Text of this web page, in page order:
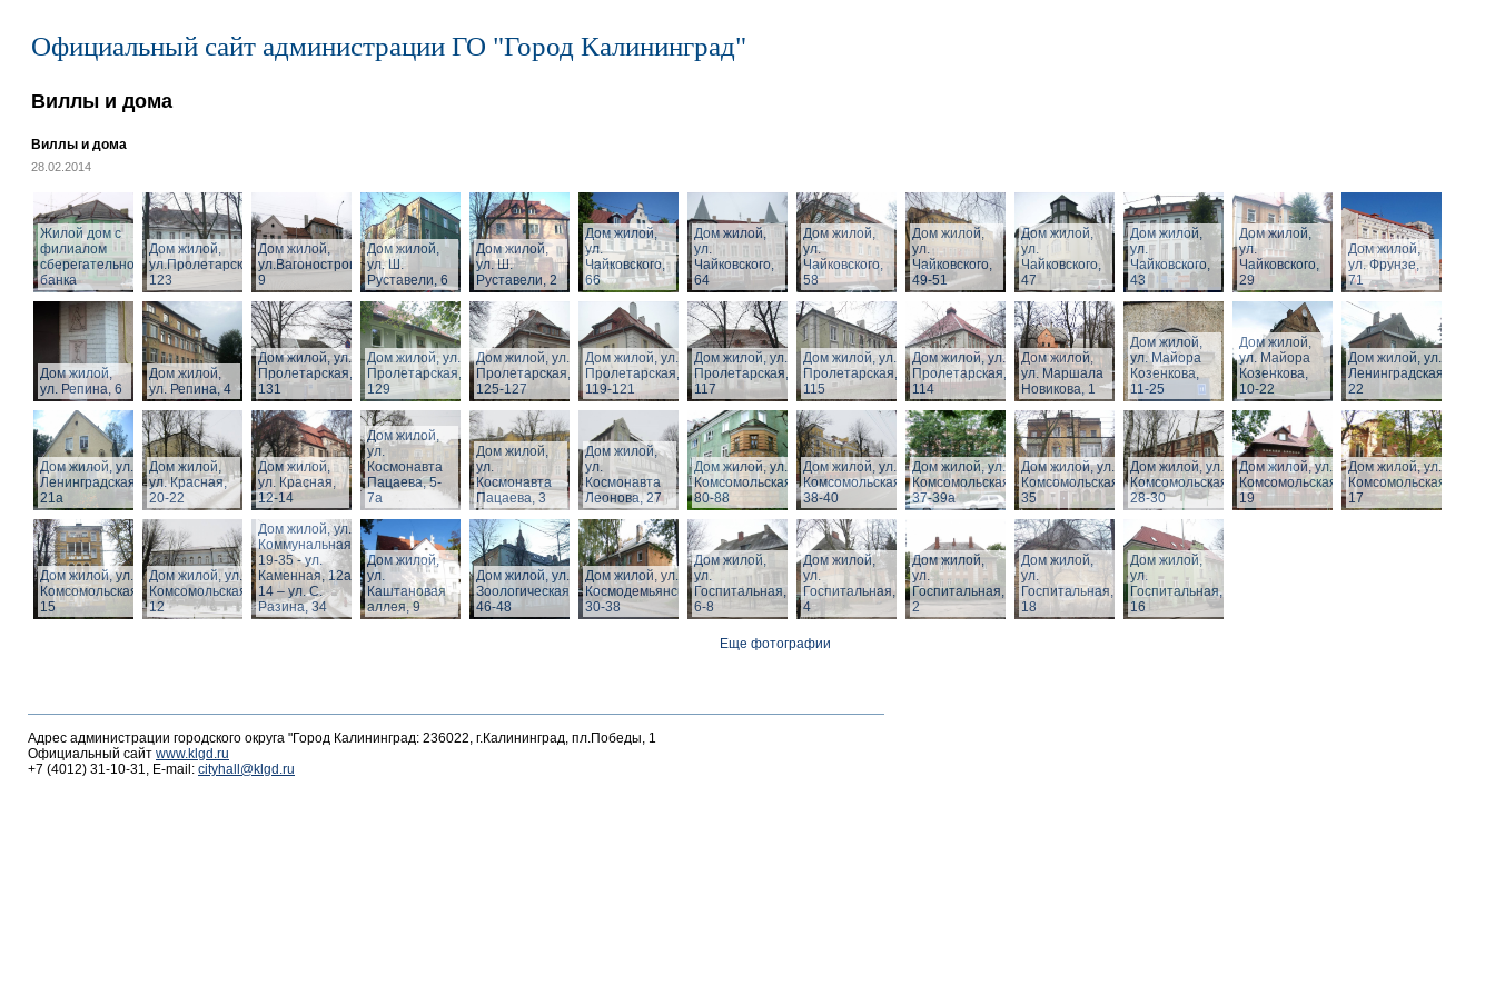
Официальный сайт администрации ГО "Город Калининград"
Виллы и дома
Виллы и дома
28.02.2014
Жилой дом с
филиалом
сберегательного
банка
Дом жилой,
ул.Пролетарская,
123
Дом жилой,
ул.Вагоностроительная,
9
Дом жилой,
ул. Ш.
Руставели, 6
Дом жилой,
ул. Ш.
Руставели, 2
Дом жилой,
ул.
Чайковского,
66
Дом жилой,
ул.
Чайковского,
64
Дом жилой,
ул.
Чайковского,
58
Дом жилой,
ул.
Чайковского,
49-51
Дом жилой,
ул.
Чайковского,
47
Дом жилой,
ул.
Чайковского,
43
Дом жилой,
ул.
Чайковского,
29
Дом жилой,
ул. Фрунзе,
71
Дом жилой,
ул. Репина, 6
Дом жилой,
ул. Репина, 4
Дом жилой, ул.
Пролетарская,
131
Дом жилой, ул.
Пролетарская,
129
Дом жилой, ул.
Пролетарская,
125-127
Дом жилой, ул.
Пролетарская,
119-121
Дом жилой, ул.
Пролетарская,
117
Дом жилой, ул.
Пролетарская,
115
Дом жилой, ул.
Пролетарская,
114
Дом жилой,
ул. Маршала
Новикова, 1
Дом жилой,
ул. Майора
Козенкова,
11-25
Дом жилой,
ул. Майора
Козенкова,
10-22
Дом жилой, ул.
Ленинградская,
22
Дом жилой, ул.
Ленинградская,
21а
Дом жилой,
ул. Красная,
20-22
Дом жилой,
ул. Красная,
12-14
Дом жилой,
ул.
Космонавта
Пацаева, 5-
7а
Дом жилой,
ул.
Космонавта
Пацаева, 3
Дом жилой,
ул.
Космонавта
Леонова, 27
Дом жилой, ул.
Комсомольская,
80-88
Дом жилой, ул.
Комсомольская,
38-40
Дом жилой, ул.
Комсомольская,
37-39а
Дом жилой, ул.
Комсомольская,
35
Дом жилой, ул.
Комсомольская,
28-30
Дом жилой, ул.
Комсомольская,
19
Дом жилой, ул.
Комсомольская,
17
Дом жилой, ул.
Комсомольская,
15
Дом жилой, ул.
Комсомольская,
12
Дом жилой, ул.
Коммунальная,
19-35 - ул.
Каменная, 12а,
14 – ул. С.
Разина, 34
Дом жилой,
ул.
Каштановая
аллея, 9
Дом жилой, ул.
Зоологическая,
46-48
Дом жилой, ул. З.
Космодемьянской
30-38
Дом жилой,
ул.
Госпитальная,
6-8
Дом жилой,
ул.
Госпитальная,
4
Дом жилой,
ул.
Госпитальная,
2
Дом жилой,
ул.
Госпитальная,
18
Дом жилой,
ул.
Госпитальная,
16
Еще фотографии
Адрес администрации городского округа "Город Калининград: 236022, г.Калининград, пл.Победы, 1
Официальный сайт www.klgd.ru
+7 (4012) 31-10-31, E-mail: cityhall@klgd.ru